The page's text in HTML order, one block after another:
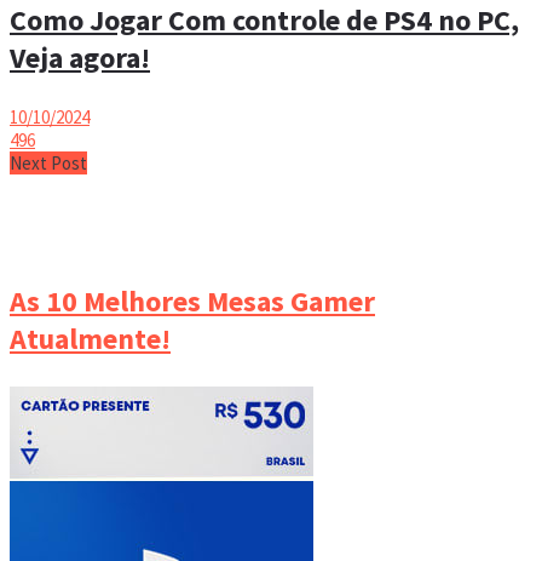
Como Jogar Com controle de PS4 no PC,
Veja agora!
10/10/2024
496
Next Post
As 10 Melhores Mesas Gamer
Atualmente!